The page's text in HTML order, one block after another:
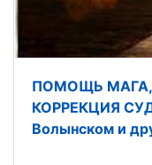
ПОМОЩЬ
КОРРЕКЦИЯ
Волынском и